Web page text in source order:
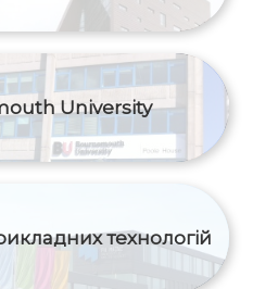
University
технологій